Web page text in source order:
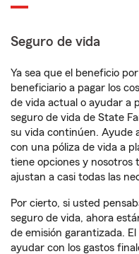
Seguro de vida
Ya sea que el beneficio
beneficiario a pagar los
de vida actual o ayudar a
seguro de vida de State
su vida continúen. Ayude
con una póliza de vida a
tiene opciones y nosotros
ajustan a casi todas las
Por cierto, si usted
seguro de vida, ahora
de emisión garantizada.
ayudar con los gastos